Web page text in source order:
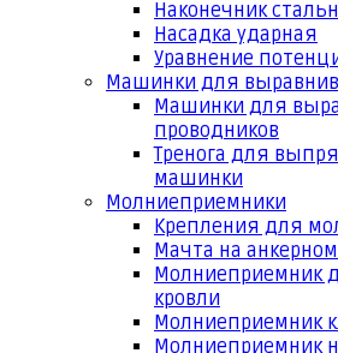
Наконечник
Насадка ударная
Уравнение
Машинки для
Машинки для
проводников
Тренога для
машинки
Молниеприемники
Крепления для
Мачта на
Молниеприемник
кровли
Молниеприемник
Молниеприемник